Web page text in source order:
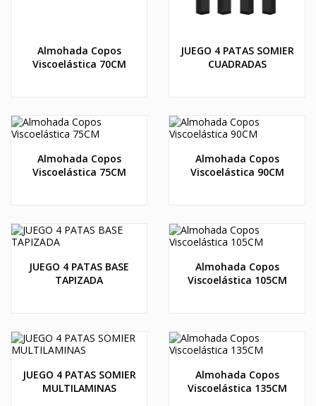
Almohada Copos
Viscoelástica 70CM
JUEGO 4 PATAS SOMIER
CUADRADAS
Almohada Copos
Viscoelástica 75CM
Almohada Copos
Viscoelástica 90CM
JUEGO 4 PATAS BASE
TAPIZADA
Almohada Copos
Viscoelástica 105CM
JUEGO 4 PATAS SOMIER
MULTILAMINAS
Almohada Copos
Viscoelástica 135CM